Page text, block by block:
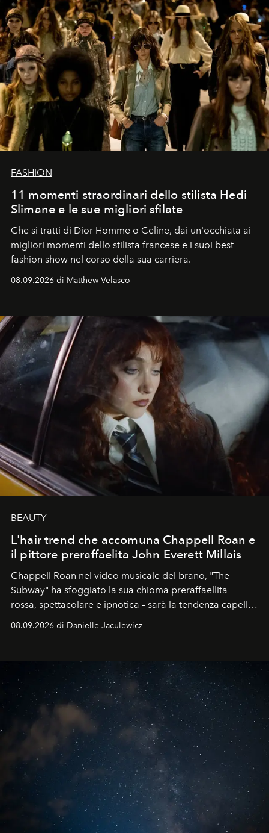
FASHION
11 momenti straordinari dello stilista Hedi
Slimane e le sue migliori sfilate
Che si tratti di Dior Homme o Celine, dai un'occhiata ai
migliori momenti dello stilista francese e i suoi best
fashion show nel corso della sua carriera.
08.09.2026 di Matthew Velasco
BEAUTY
L'hair trend che accomuna Chappell Roan e
il pittore preraffaelita John Everett Millais
Chappell Roan nel video musicale del brano, "The
Subway" ha sfoggiato la sua chioma preraffaellita –
rossa, spettacolare e ipnotica – sarà la tendenza capelli
08.09.2026 di Danielle Jaculewicz